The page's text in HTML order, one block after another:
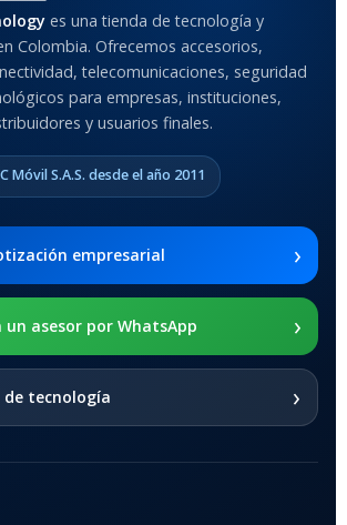
Anti-Shock
MODELO DE TABLETS
COMPATIBLES
2021 SM-x200 / Samsung
Galaxy Tab A8 10.5 2021 SM-
x205
SOPORTE DE APOYO
es una tienda de tecnología y
Colombia. Ofrecemos accesorios,
telecomunicaciones, seguridad
para empresas, instituciones,
y usuarios finales.
Móvil S.A.S. desde el año 2011
empresarial ›
un asesor por WhatsApp ›
tecnología ›